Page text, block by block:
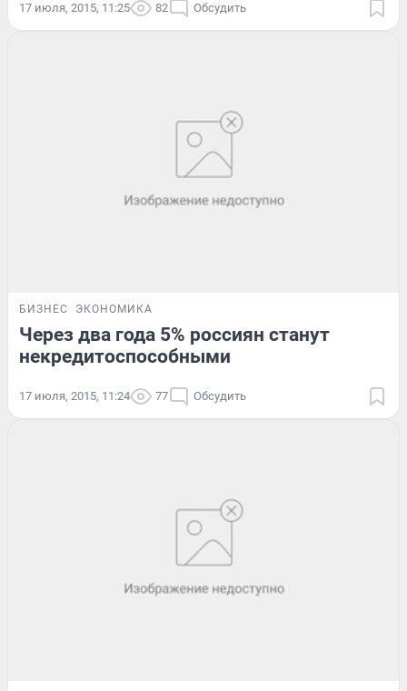
17 июля, 2015, 11:25 82 Обсудить
БИЗНЕС ЭКОНОМИКА
Через два года 5% россиян станут
некредитоспособными
17 июля, 2015, 11:24 77 Обсудить